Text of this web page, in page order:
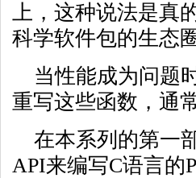
上，这种说法是真
科学软件包的生态
当性能成为问题
重写这些函数，通
在本系列的第一
API来编写C语言的